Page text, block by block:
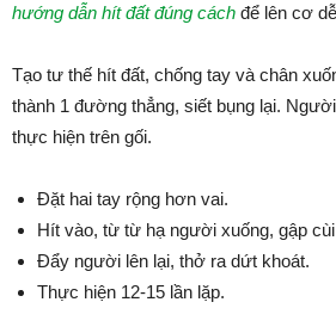
hướng dẫn hít đất đúng cách để lên cơ
Tạo tư thế hít đất, chống tay và chân
thành 1 đường thẳng, siết bụng lại.
thực hiện trên gối.
Đặt hai tay rộng hơn vai.
Hít vào, từ từ hạ người xuống, gập
Đẩy người lên lại, thở ra dứt khoát.
Thực hiện 12-15 lần lặp.